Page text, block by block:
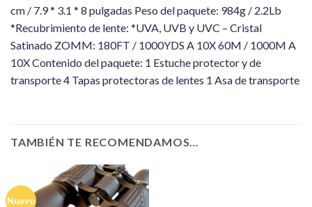
cm / 7.9 * 3.1 * 8 pulgadas Peso del paquete: 984g / 2.2Lb
*Recubrimiento de lente: *UVA, UVB y UVC – Cristal
Satinado ZOMM: 180FT / 1000YDS A 10X 60M / 1000M A
10X Contenido del paquete: 1 Estuche protector y de
transporte 4 Tapas protectoras de lentes 1 Asa de transporte
TAMBIÉN TE RECOMENDAMOS…
Nuevo